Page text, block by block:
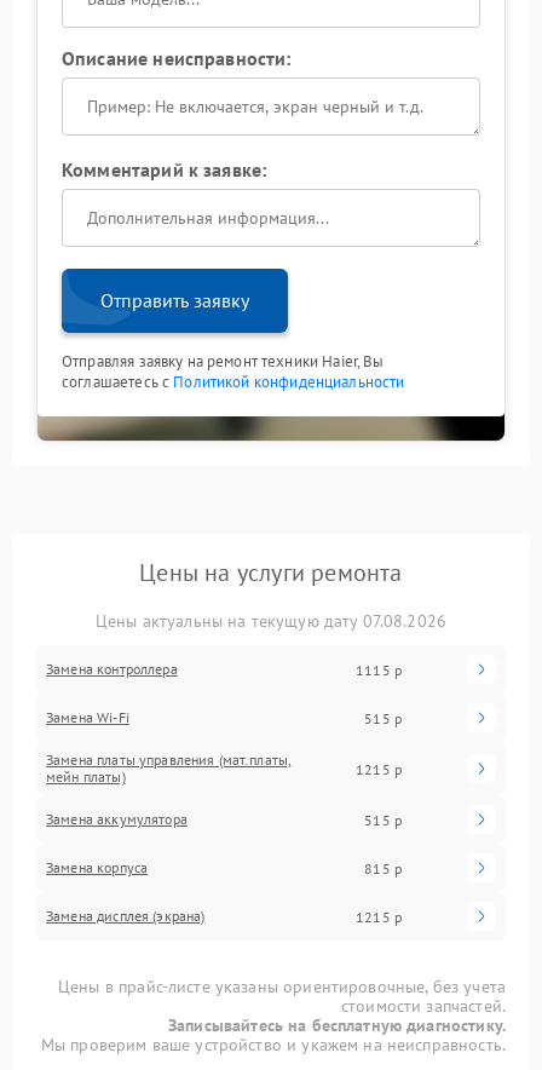
Описание неисправности:
Комментарий к заявке:
Отправить заявку
Отправляя заявку на ремонт техники Haier, Вы
соглашаетесь с Политикой конфиденциальности
Цены на услуги ремонта
Цены актуальны на текущую дату 07.08.2026
Замена контроллера 1115 р
Замена Wi-Fi 515 р
Замена платы управления (мат.платы,
мейн платы)
1215 р
Замена аккумулятора 515 р
Замена корпуса 815 р
Замена дисплея (экрана) 1215 р
Цены в прайс-листе указаны ориентировочные, без учета
стоимости запчастей.
Записывайтесь на бесплатную диагностику.
Мы проверим ваше устройство и укажем на неисправность.